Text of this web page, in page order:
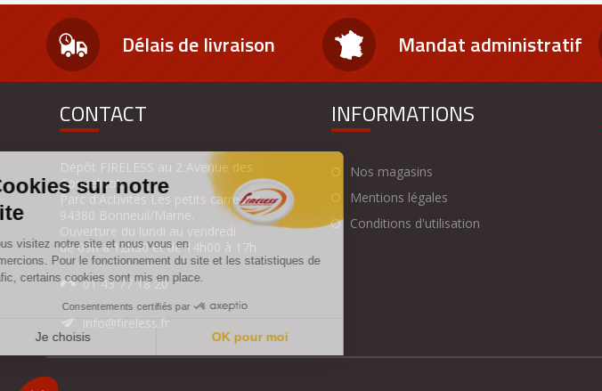
Délais de livraison Mandat administratif
CONTACT
Dépôt FIRELESS au 2 Avenue des
Coquelicots
Parc d'Activités Les petits carreaux
94380 Bonneuil/Marne.
Ouverture du lundi au vendredi
de 09h à 12h30 et de 14h00 à 17h
01 43 77 18 20
info@fireless.fr
INFORMATIONS
Nos magasins
Mentions légales
Conditions d'utilisation